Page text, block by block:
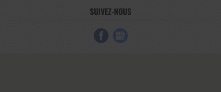
SUIVEZ-NOUS